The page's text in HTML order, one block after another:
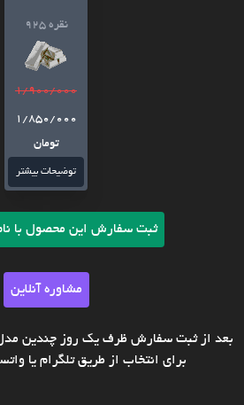
نقره 925
1/900/000
1/850/000
تومان
توضیحات بیشتر
ثبت سفارش این محصول با
مشاوره آنلاین
بعد از ثبت سفارش ظرف یک روز چندین
برای انتخاب از طریق تلگرام یا